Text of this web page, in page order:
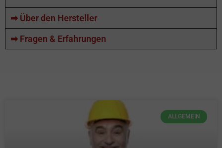
➡ Über den Hersteller
➡ Fragen & Erfahrungen
ALLGEMEIN